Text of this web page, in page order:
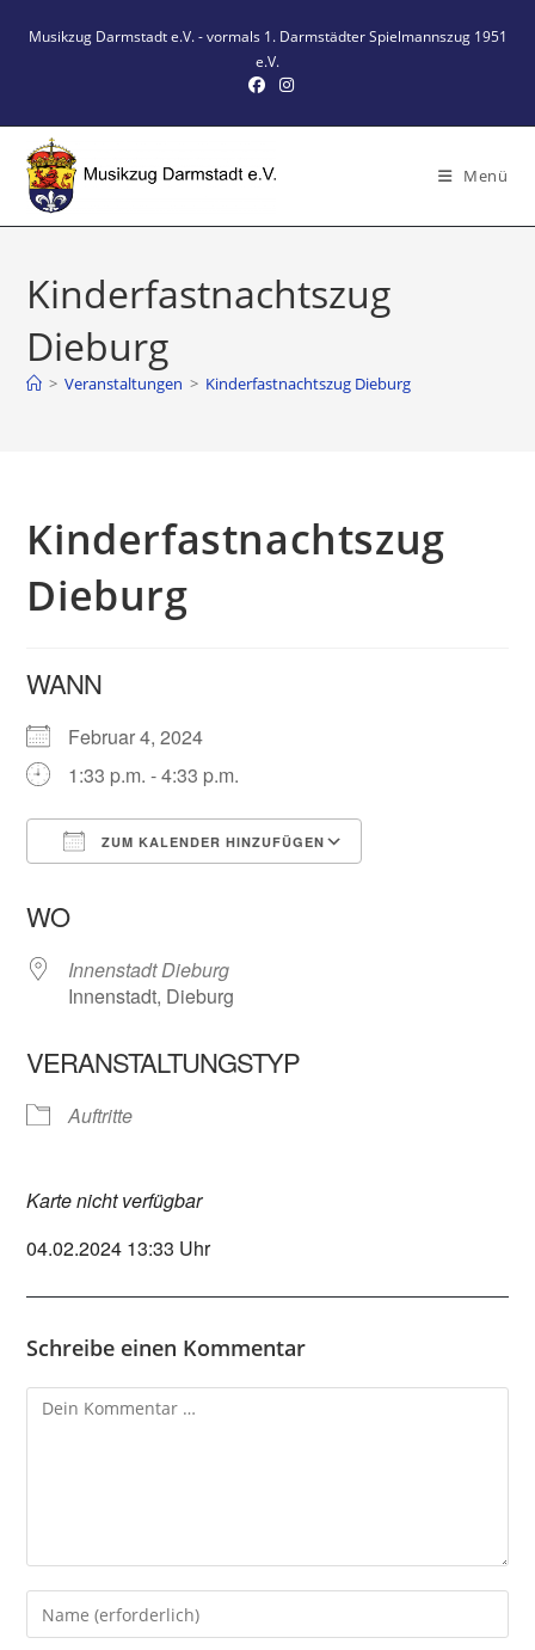
InhaltMusikzug Darmstadt e.V. - vormals 1. Darmstädter Spielmannszug 1951
e.V.
Menü
Kinderfastnachtszug
Dieburg
> Veranstaltungen > Kinderfastnachtszug Dieburg
Kinderfastnachtszug
Dieburg
WANN
Februar 4, 2024
1:33 p.m. - 4:33 p.m.
ZUM KALENDER HINZUFÜGEN
WO
Innenstadt Dieburg
Innenstadt, Dieburg
VERANSTALTUNGSTYP
Auftritte
Karte nicht verfügbar
04.02.2024 13:33 Uhr
Schreibe einen Kommentar
Kommentar
Gib
deinen